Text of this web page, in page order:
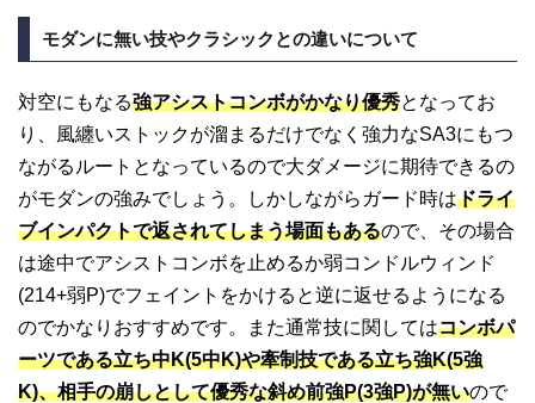
モダンに無い技やクラシックとの違いについて
対空にもなる強アシストコンボがかなり優秀となってお
り、風纏いストックが溜まるだけでなく強力なSA3にもつ
ながるルートとなっているので大ダメージに期待できるの
がモダンの強みでしょう。しかしながらガード時はドライ
ブインパクトで返されてしまう場面もあるので、その場合
は途中でアシストコンボを止めるか弱コンドルウィンド
(214+弱P)でフェイントをかけると逆に返せるようになる
のでかなりおすすめです。また通常技に関してはコンボパ
ーツである立ち中K(5中K)や牽制技である立ち強K(5強
K)、相手の崩しとして優秀な斜め前強P(3強P)が無いので